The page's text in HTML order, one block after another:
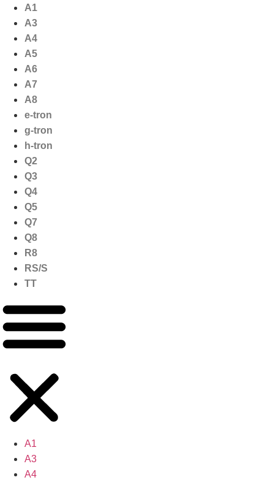
naar
inhoud
A1
A3
A4
A5
A6
A7
A8
e-tron
g-tron
h-tron
Q2
Q3
Q4
Q5
Q7
Q8
R8
RS/S
TT
A1
A3
A4